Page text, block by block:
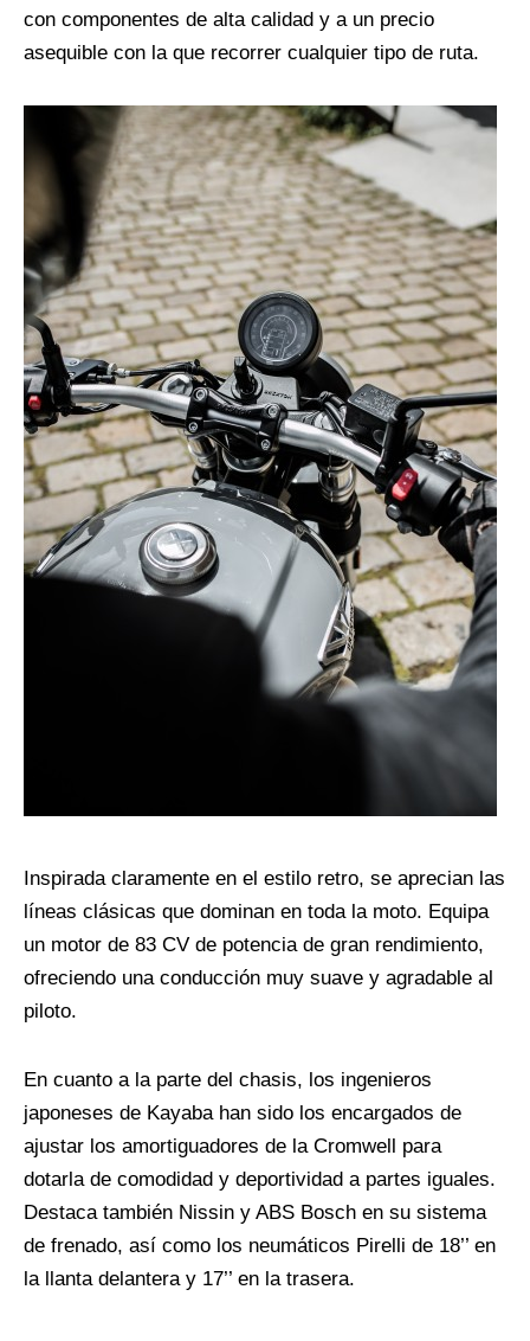
con componentes de alta calidad y a un precio
asequible con la que recorrer cualquier tipo de ruta.
Inspirada claramente en el estilo retro, se aprecian las
líneas clásicas que dominan en toda la moto. Equipa
un motor de 83 CV de potencia de gran rendimiento,
ofreciendo una conducción muy suave y agradable al
piloto.
En cuanto a la parte del chasis, los ingenieros
japoneses de Kayaba han sido los encargados de
ajustar los amortiguadores de la Cromwell para
dotarla de comodidad y deportividad a partes iguales.
Destaca también Nissin y ABS Bosch en su sistema
de frenado, así como los neumáticos Pirelli de 18’’ en
la llanta delantera y 17’’ en la trasera.